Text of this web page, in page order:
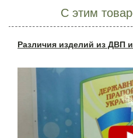
С этим
Различия изделий из ДВП